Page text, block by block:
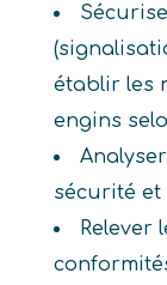
établir les
engins
sécurité
Relever